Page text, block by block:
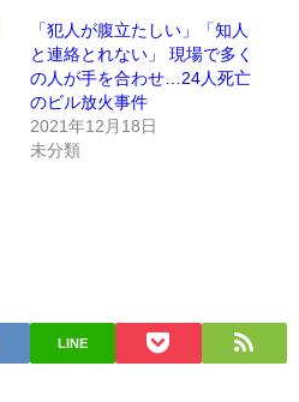
「犯人が腹立たしい」「知人
と連絡とれない」 現場で多く
の人が手を合わせ…24人死亡
のビル放火事件
2021年12月18日
未分類
LINE